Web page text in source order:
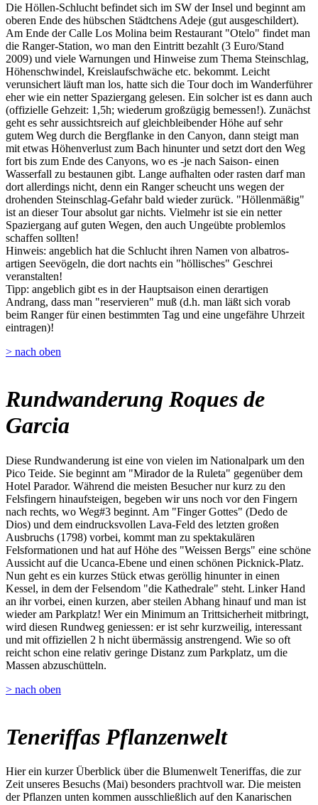
Die Höllen-Schlucht befindet sich im SW der Insel und beginnt am
oberen Ende des hübschen Städtchens Adeje (gut ausgeschildert).
Am Ende der Calle Los Molina beim Restaurant "Otelo" findet man
die Ranger-Station, wo man den Eintritt bezahlt (3 Euro/Stand
2009) und viele Warnungen und Hinweise zum Thema Steinschlag,
Höhenschwindel, Kreislaufschwäche etc. bekommt. Leicht
verunsichert läuft man los, hatte sich die Tour doch im Wanderführer
eher wie ein netter Spaziergang gelesen. Ein solcher ist es dann auch
(offizielle Gehzeit: 1,5h; wiederum großzügig bemessen!). Zunächst
geht es sehr aussichtsreich auf gleichbleibender Höhe auf sehr
gutem Weg durch die Bergflanke in den Canyon, dann steigt man
mit etwas Höhenverlust zum Bach hinunter und setzt dort den Weg
fort bis zum Ende des Canyons, wo es -je nach Saison- einen
Wasserfall zu bestaunen gibt. Lange aufhalten oder rasten darf man
dort allerdings nicht, denn ein Ranger scheucht uns wegen der
drohenden Steinschlag-Gefahr bald wieder zurück. "Höllenmäßig"
ist an dieser Tour absolut gar nichts. Vielmehr ist sie ein netter
Spaziergang auf guten Wegen, den auch Ungeübte problemlos
schaffen sollten!
Hinweis: angeblich hat die Schlucht ihren Namen von albatros-
artigen Seevögeln, die dort nachts ein "höllisches" Geschrei
veranstalten!
Tipp: angeblich gibt es in der Hauptsaison einen derartigen
Andrang, dass man "reservieren" muß (d.h. man läßt sich vorab
beim Ranger für einen bestimmten Tag und eine ungefähre Uhrzeit
eintragen)!
> nach oben
Rundwanderung Roques de
Garcia
Diese Rundwanderung ist eine von vielen im Nationalpark um den
Pico Teide. Sie beginnt am "Mirador de la Ruleta" gegenüber dem
Hotel Parador. Während die meisten Besucher nur kurz zu den
Felsfingern hinaufsteigen, begeben wir uns noch vor den Fingern
nach rechts, wo Weg#3 beginnt. Am "Finger Gottes" (Dedo de
Dios) und dem eindrucksvollen Lava-Feld des letzten großen
Ausbruchs (1798) vorbei, kommt man zu spektakulären
Felsformationen und hat auf Höhe des "Weissen Bergs" eine schöne
Aussicht auf die Ucanca-Ebene und einen schönen Picknick-Platz.
Nun geht es ein kurzes Stück etwas geröllig hinunter in einen
Kessel, in dem der Felsendom "die Kathedrale" steht. Linker Hand
an ihr vorbei, einen kurzen, aber steilen Abhang hinauf und man ist
wieder am Parkplatz! Wer ein Minimum an Trittsicherheit mitbringt,
wird diesen Rundweg geniessen: er ist sehr kurzweilig, interessant
und mit offiziellen 2 h nicht übermässig anstrengend. Wie so oft
reicht schon eine relativ geringe Distanz zum Parkplatz, um die
Massen abzuschütteln.
> nach oben
Teneriffas Pflanzenwelt
Hier ein kurzer Überblick über die Blumenwelt Teneriffas, die zur
Zeit unseres Besuchs (Mai) besonders prachtvoll war. Die meisten
der Pflanzen unten kommen ausschließlich auf den Kanarischen